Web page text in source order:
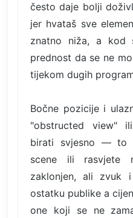
često daje bolji
jer hvataš sve
znatno niža, a kod
prednost da se ne
tijekom dugih
Bočne pozicije i
"obstructed view"
birati svjesno — to
scene ili rasvjete
zaklonjen, ali zvuk
ostatku publike a
one koji se ne